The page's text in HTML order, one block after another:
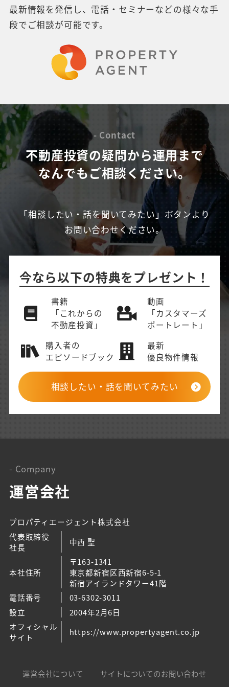
最新情報を発信し、電話・セミナーなどの様々な手
段でご相談が可能です。
- Contact
不動産投資の疑問から運用まで
なんでもご相談ください。
「相談したい・話を聞いてみたい」ボタンより
お問い合わせください。
今なら以下の特典をプレゼント！
書籍
「これからの
不動産投資」
動画
「カスタマーズ
ポートレート」
購入者の
エピソードブック
最新
優良物件情報
相談したい・話を聞いてみたい
- Company
運営会社
プロパティエージェント株式会社
代表取締役
社長
中西 聖
本社住所
〒163-1341
東京都新宿区西新宿6-5-1
新宿アイランドタワー41階
電話番号
03-6302-3011
設立
2004年2月6日
オフィシャル
サイト
https://www.propertyagent.co.jp
運営会社について サイトについてのお問い合わせ